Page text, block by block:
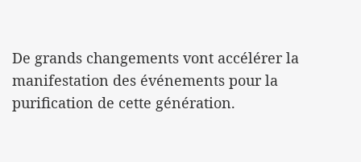
De grands changements vont accélérer la
manifestation des événements pour la
purification de cette génération.